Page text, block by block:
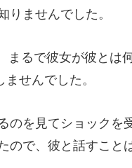
まるで彼女が彼とは
を見てショックを